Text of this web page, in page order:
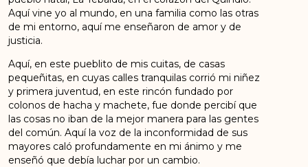
Aquí vine yo al mundo, en una familia como las otras
de mi entorno, aquí me enseñaron de amor y de
justicia.
Aquí, en este pueblito de mis cuitas, de casas
pequeñitas, en cuyas calles tranquilas corrió mi niñez
y primera juventud, en este rincón fundado por
colonos de hacha y machete, fue donde percibí que
las cosas no iban de la mejor manera para las gentes
del común. Aquí la voz de la inconformidad de sus
mayores caló profundamente en mi ánimo y me
enseñó que debía luchar por un cambio.